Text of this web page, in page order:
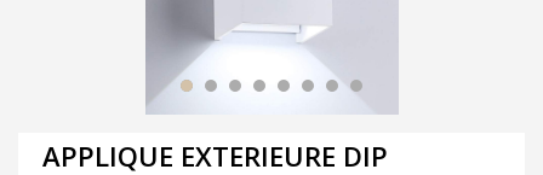
APPLIQUE EXTERIEURE DIP